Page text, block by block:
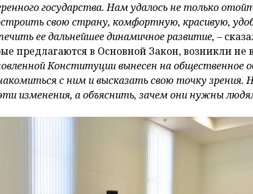
государства. Нам удалось не только
свою страну, комфортную, красивую,
ее дальнейшее динамичное развитие, –
предлагаются в Основной Закон, возникли не
Конституции вынесен на
с ним и высказать свою точку зрения.
изменения, а объяснить, зачем они нужны